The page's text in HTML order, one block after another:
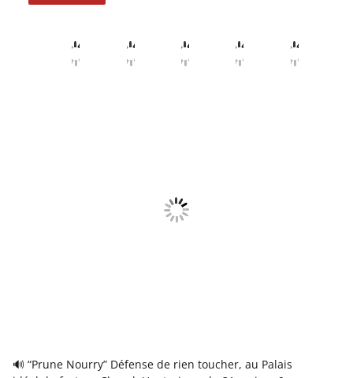
🔊 “Prune Nourry” Défense de rien toucher, au Palais